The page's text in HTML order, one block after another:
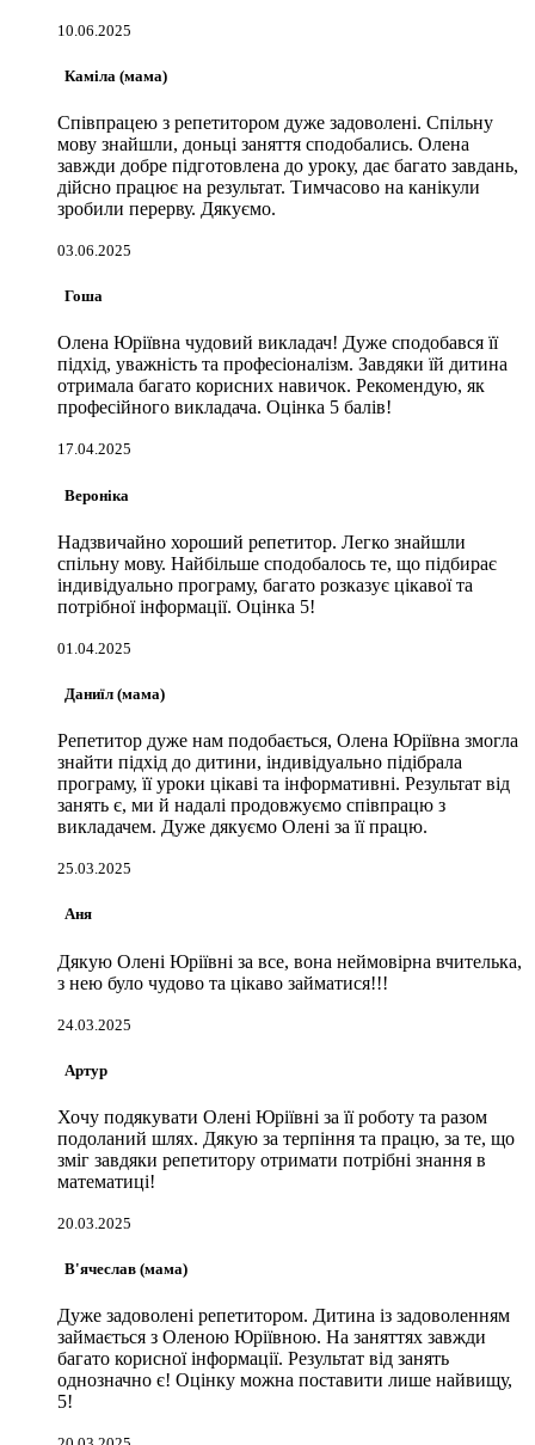
10.06.2025
Каміла (мама)
Співпрацею з репетитором дуже задоволені. Спільну
мову знайшли, доньці заняття сподобались. Олена
завжди добре підготовлена до уроку, дає багато завдань,
дійсно працює на результат. Тимчасово на канікули
зробили перерву. Дякуємо.
03.06.2025
Гоша
Олена Юріївна чудовий викладач! Дуже сподобався її
підхід, уважність та професіоналізм. Завдяки їй дитина
отримала багато корисних навичок. Рекомендую, як
професійного викладача. Оцінка 5 балів!
17.04.2025
Вероніка
Надзвичайно хороший репетитор. Легко знайшли
спільну мову. Найбільше сподобалось те, що підбирає
індивідуально програму, багато розказує цікавої та
потрібної інформації. Оцінка 5!
01.04.2025
Даниїл (мама)
Репетитор дуже нам подобається, Олена Юріївна змогла
знайти підхід до дитини, індивідуально підібрала
програму, її уроки цікаві та інформативні. Результат від
занять є, ми й надалі продовжуємо співпрацю з
викладачем. Дуже дякуємо Олені за її працю.
25.03.2025
Аня
Дякую Олені Юріївні за все, вона неймовірна вчителька,
з нею було чудово та цікаво займатися!!!
24.03.2025
Артур
Хочу подякувати Олені Юріївні за її роботу та разом
подоланий шлях. Дякую за терпіння та працю, за те, що
зміг завдяки репетитору отримати потрібні знання в
математиці!
20.03.2025
В'ячеслав (мама)
Дуже задоволені репетитором. Дитина із задоволенням
займається з Оленою Юріївною. На заняттях завжди
багато корисної інформації. Результат від занять
однозначно є! Оцінку можна поставити лише найвищу,
5!